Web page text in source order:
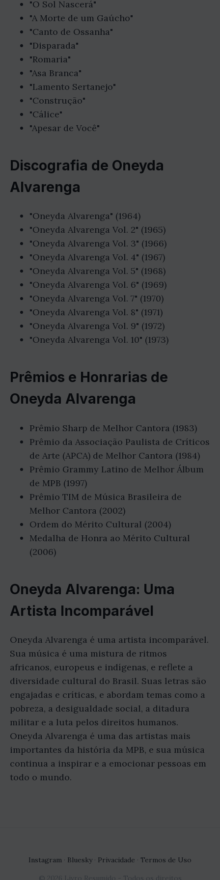
"O Sol Nascerá"
"A Morte de um Gaúcho"
"Canto de Ossanha"
"Disparada"
"Romaria"
"Asa Branca"
"Lamento Sertanejo"
"Construção"
"Cálice"
"Apesar de Você"
Discografia de Oneyda
Alvarenga
"Oneyda Alvarenga" (1964)
"Oneyda Alvarenga Vol. 2" (1965)
"Oneyda Alvarenga Vol. 3" (1966)
"Oneyda Alvarenga Vol. 4" (1967)
"Oneyda Alvarenga Vol. 5" (1968)
"Oneyda Alvarenga Vol. 6" (1969)
"Oneyda Alvarenga Vol. 7" (1970)
"Oneyda Alvarenga Vol. 8" (1971)
"Oneyda Alvarenga Vol. 9" (1972)
"Oneyda Alvarenga Vol. 10" (1973)
Prêmios e Honrarias de
Oneyda Alvarenga
Prêmio Sharp de Melhor Cantora (1983)
Prêmio da Associação Paulista de Críticos
de Arte (APCA) de Melhor Cantora (1984)
Prêmio Grammy Latino de Melhor Álbum
de MPB (1997)
Prêmio TIM de Música Brasileira de
Melhor Cantora (2002)
Ordem do Mérito Cultural (2004)
Medalha de Honra ao Mérito Cultural
(2006)
Oneyda Alvarenga: Uma
Artista Incomparável
Oneyda Alvarenga é uma artista incomparável.
Sua música é uma mistura de ritmos
africanos, europeus e indígenas, e reflete a
diversidade cultural do Brasil. Suas letras são
engajadas e críticas, e abordam temas como a
pobreza, a desigualdade social, a ditadura
militar e a luta pelos direitos humanos.
Oneyda Alvarenga é uma das artistas mais
importantes da história da MPB, e sua música
continua a inspirar e a emocionar pessoas em
todo o mundo.
Instagram · Bluesky· Privacidade · Termos de Uso
© 2026 Livro Resumido - Todos os direitos